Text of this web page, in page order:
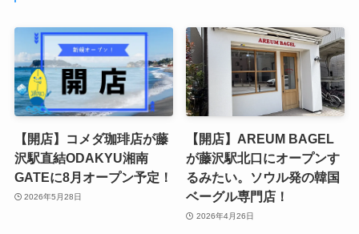
【開店】コメダ珈琲店が藤
沢駅直結ODAKYU湘南
GATEに8月オープン予定！
2026年5月28日
【開店】AREUM BAGEL
が藤沢駅北口にオープンす
るみたい。ソウル発の韓国
ベーグル専門店！
2026年4月26日